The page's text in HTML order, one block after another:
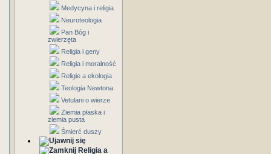
Medycyna i religia
Neuroteologia
Pan Bóg i
zwierzęta
Religia i geny
Religia i moralność
Religie a ekologia
Teologia Newtona
Vetulani o wierze
Ziemia płaska i
ziemia pusta
Śmierć duszy
Religia a